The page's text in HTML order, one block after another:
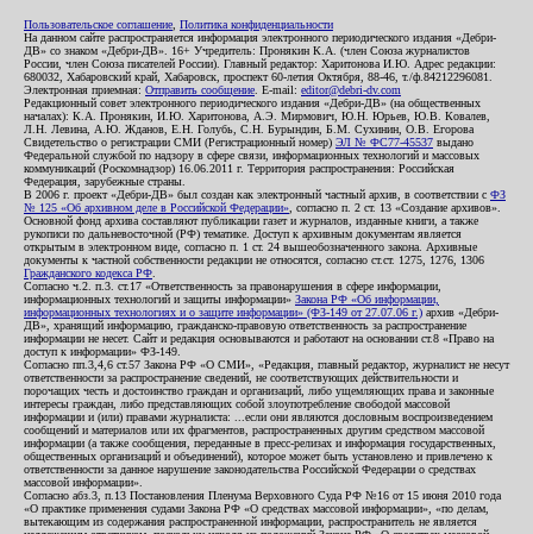
Пользовательское соглашение Политика конфиденциальности
На данном сайте распространяется информация электронного периодического издания «Дебри-
ДВ» со знаком «Дебри-ДВ». 16+ Учредитель: Пронякин К.А. (член Союза журналистов
России, член Союза писателей России). Главный редактор: Харитонова И.Ю. Адрес редакции:
680032, Хабаровский край, Хабаровск, проспект 60-летия Октября, 88-46, т./ф.84212296081.
Электронная приемная: Отправить сообщение . E-mail: editor@debri-dv.com
Редакционный совет электронного периодического издания «Дебри-ДВ» (на общественных
началах): К.А. Пронякин, И.Ю. Харитонова, А.Э. Мирмович, Ю.Н. Юрьев, Ю.В. Ковалев,
Л.Н. Левина, А.Ю. Жданов, Е.Н. Голубь, С.Н. Бурындин, Б.М. Сухинин, О.В. Егорова
Свидетельство о регистрации СМИ (Регистрационный номер) ЭЛ № ФС77-45537 выдано
Федеральной службой по надзору в сфере связи, информационных технологий и массовых
коммуникаций (Роскомнадзор) 16.06.2011 г. Территория распространения: Российская
Федерация, зарубежные страны.
В 2006 г. проект «Дебри-ДВ» был создан как электронный частный архив, в соответствии с ФЗ
№ 125 «Об архивном деле в Российской Федерации» , согласно п. 2 ст. 13 «Создание архивов».
Основной фонд архива составляют публикации газет и журналов, изданные книги, а также
рукописи по дальневосточной (РФ) тематике. Доступ к архивным документам является
открытым в электронном виде, согласно п. 1 ст. 24 вышеобозначенного закона. Архивные
документы к частной собственности редакции не относятся, согласно ст.ст. 1275, 1276, 1306
Гражданского кодекса РФ
Согласно ч.2. п.3. ст.17 «Ответственность за правонарушения в сфере информации,
информационных технологий и защиты информации» Закона РФ «Об информации,
информационных технологиях и о защите информации» (ФЗ-149 от 27.07.06 г.) архив «Дебри-
ДВ», хранящий информацию, гражданско-правовую ответственность за распространение
информации не несет. Сайт и редакция основываются и работают на основании ст.8 «Право на
доступ к информации» ФЗ-149.
Согласно пп.3,4,6 ст.57 Закона РФ «О СМИ», «Редакция, главный редактор, журналист не несут
ответственности за распространение сведений, не соответствующих действительности и
порочащих честь и достоинство граждан и организаций, либо ущемляющих права и законные
интересы граждан, либо представляющих собой злоупотребление свободой массовой
информации и (или) правами журналиста: ...если они являются дословным воспроизведением
сообщений и материалов или их фрагментов, распространенных другим средством массовой
информации (а также сообщения, переданные в пресс-релизах и информация государственных,
общественных организаций и объединений), которое может быть установлено и привлечено к
ответственности за данное нарушение законодательства Российской Федерации о средствах
массовой информации».
Согласно абз.3, п.13 Постановления Пленума Верховного Суда РФ №16 от 15 июня 2010 года
«О практике применения судами Закона РФ «О средствах массовой информации», «по делам,
вытекающим из содержания распространенной информации, распространитель не является